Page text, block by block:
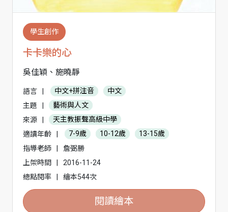
學生創作
卡卡樂的心
吳佳穎、施曉靜
語言 中文+拼注音
中文
主題
藝術與人文
來源
天主教振聲高級中學
適讀年齡
7-9歲 10-12歲
13-15歲
指導老師
詹弼勝
上架時間
2016-11-24
總點閱率
繪本544次
閱讀繪本